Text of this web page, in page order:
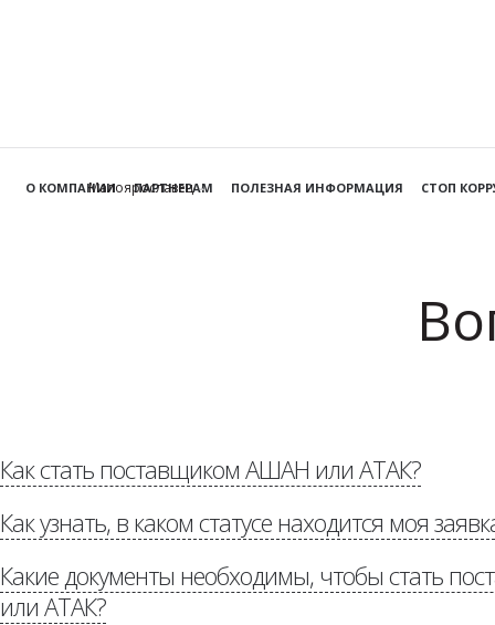
Малоярославец
О КОМПАНИИ ПАРТНЕРАМ ПОЛЕЗНАЯ ИНФОРМАЦИЯ СТОП
Как стать поставщиком АШАН или АТАК?
«Потенциальным
Как узнать, в каком статусе находится моя
Какие документы необходимы, чтобы стать
или АТАК?